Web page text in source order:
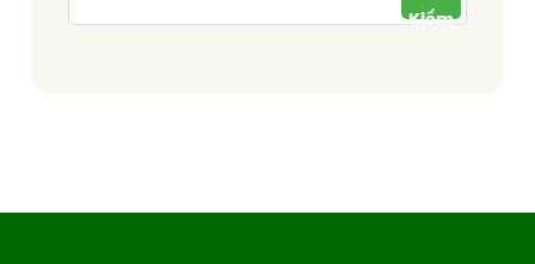
Kiếm